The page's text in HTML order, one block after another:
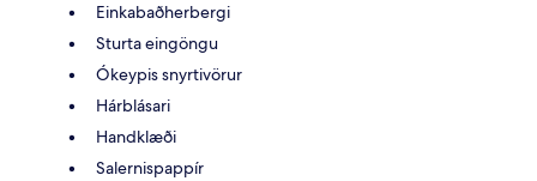
Einkabaðherbergi
Sturta eingöngu
Ókeypis snyrtivörur
Hárblásari
Handklæði
Salernispappír